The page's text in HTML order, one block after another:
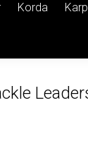
Korda